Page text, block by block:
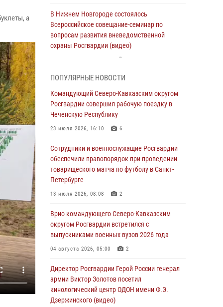
а
В Нижнем Новгороде состоялось
Всероссийское совещание-семинар по
вопросам развития вневедомственной
охраны Росгвардии (видео)
В Брянске сотрудники и военнослужащие
Росгвардии почтили память Героя России
Олега Визнюка
06 августа 2026, 14:36
Росгвардии почтили память товарищей,
погибших при исполнении воинского долга
06 августа 2026, 13:29 5
В Центральном округе Росгвардии прошли
И.К. Яковлева
06 августа 2026, 13:24
Росгвардейцы задержали мужчину,
06 августа 2026, 12:35 1
Росгвардейцы провели выставку вооружения
для участников сбора «Гвардеец» в Пензе
ПОПУЛЯРНЫЕ НОВОСТИ
Командующий Северо-Кавказским округом
Росгвардии совершил рабочую поездку в
Чеченскую Республику
23 июля 2026, 16:10 6
Сотрудники и военнослужащие Росгвардии
обеспечили правопорядок при проведении
товарищеского матча по футболу в Санкт-
Петербурге
13 июля 2026, 08:08 2
Врио командующего Северо-Кавказским
округом Росгвардии встретился с
выпускниками военных вузов 2026 года
04 августа 2026, 05:00 2
Директор Росгвардии Герой России генерал
армии Виктор Золотов посетил
кинологический центр ОДОН имени Ф.Э.
Дзержинского (видео)